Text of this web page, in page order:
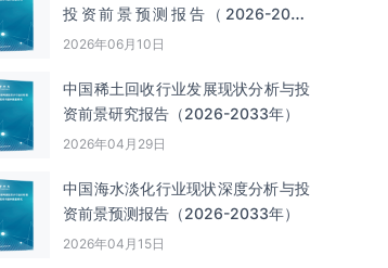
投资前景预测报告（2026-2033
年）
2026年06月10日
中国‌‌稀土回收‌‌行业发展现状分析与投
资前景研究报告（2026-2033年）
2026年04月29日
中国海水淡化行业现状深度分析与投
资前景预测报告（2026-2033年）
2026年04月15日